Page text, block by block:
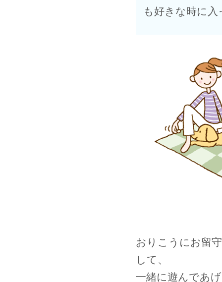
も好きな時に
おりこうにお留
して、
一緒に遊んであ